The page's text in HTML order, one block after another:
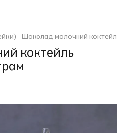
Шоколад молочний
коктейль